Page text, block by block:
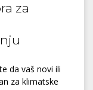
za
da vaš novi ili
za klimatske